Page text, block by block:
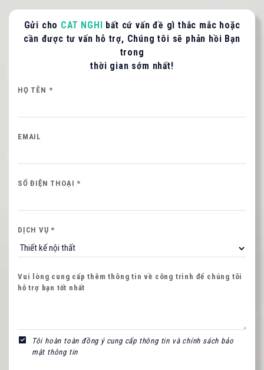
Gửi cho CAT NGHI bất cứ vấn đề gì thắc mắc hoặc
cần được tư vấn hỗ trợ, Chúng tôi sẽ phản hồi Bạn
trong
thời gian sớm nhất!
HỌ TÊN *
EMAIL
SỐ ĐIỆN THOẠI *
DỊCH VỤ *
Vui lòng cung cấp thêm thông tin về công trình để chúng tôi
hỗ trợ bạn tốt nhất
Tôi hoàn toàn đồng ý cung cấp thông tin và chính sách bảo
mật thông tin
LIÊN HỆ TƯ VẤN / BÁO GIÁ
Quý khách vui lòng cung cấp thông tin để CAT
NGHI liên hệ hỗ trợ nhanh nhất.
HỌ VÀ TÊN QUÝ KHÁCH